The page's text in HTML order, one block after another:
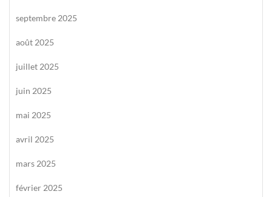
septembre 2025
août 2025
juillet 2025
juin 2025
mai 2025
avril 2025
mars 2025
février 2025